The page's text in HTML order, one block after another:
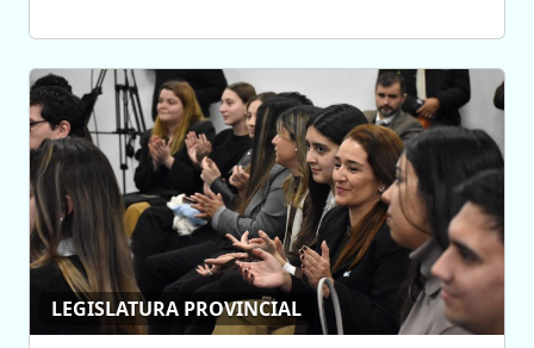
LEGISLATURA PROVINCIAL